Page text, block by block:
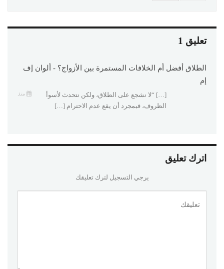
تعليق 1
الطلاق أفضل أم الخلافات المستمرة بين الأزواج؟ - ألوان إف
إم
منذ
[…] “لا نشجع على الطلاق، ولكن نتحدث لأسوأ
الظروف، فبمجرد أن يقع عدم الاحترام […]
اترك تعليق
يرجي التسجيل لترك تعليقك